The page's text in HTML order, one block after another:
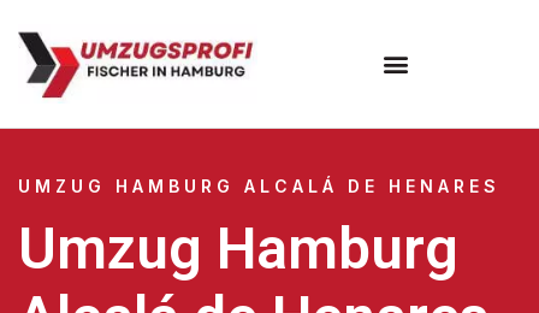
UMZUG HAMBURG ALCALÁ DE HENARES
Umzug Hamburg